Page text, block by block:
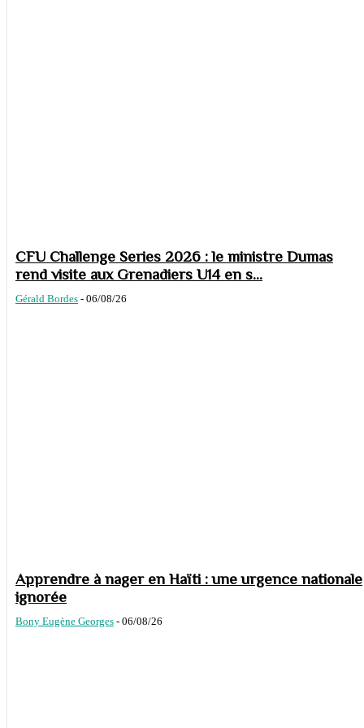
CFU Challenge Series 2026 : le ministre Dumas
rend visite aux Grenadiers U14 en s...
Gérald Bordes - 06/08/26
Apprendre à nager en Haïti : une urgence nationale
ignorée
Bony Eugène Georges - 06/08/26